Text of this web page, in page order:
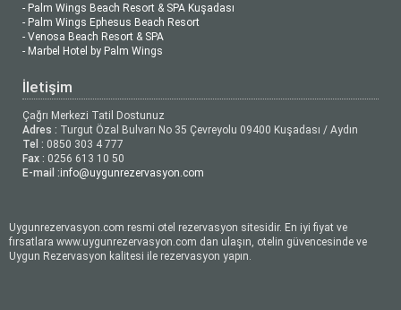
- Palm Wings Beach Resort & SPA Kuşadası
- Palm Wings Ephesus Beach Resort
- Venosa Beach Resort & SPA
- Marbel Hotel by Palm Wings
İletişim
Çağrı Merkezi Tatil Dostunuz
Adres : Turgut Özal Bulvarı No 35 Çevreyolu 09400 Kuşadası / Aydın
Tel : 0850 303 4 777
Fax : 0256 613 10 50
E-mail :info@uygunrezervasyon.com
Uygunrezervasyon.com resmi otel rezervasyon sitesidir. En iyi fiyat ve
fırsatlara www.uygunrezervasyon.com dan ulaşın, otelin güvencesinde ve
Uygun Rezervasyon kalitesi ile rezervasyon yapın.